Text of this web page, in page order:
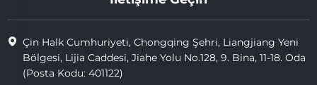
Çin Halk Cumhuriyeti, Chongqing Şehri, Liangjiang Yeni
Bölgesi, Lijia Caddesi, Jiahe Yolu No.128, 9. Bina, 11-18. Oda
(Posta Kodu: 401122)